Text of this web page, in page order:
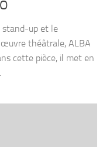
stand-up et le
œuvre théâtrale, ALBA
cette pièce, il met en